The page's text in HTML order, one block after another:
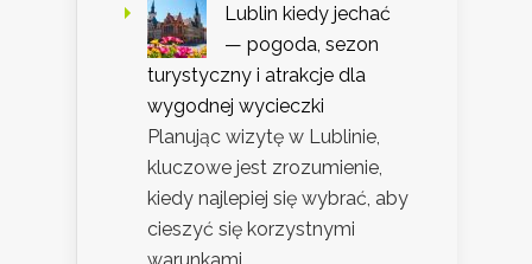
Lublin kiedy jechać
— pogoda, sezon
turystyczny i atrakcje dla
wygodnej wycieczki
Planując wizytę w Lublinie,
kluczowe jest zrozumienie,
kiedy najlepiej się wybrać, aby
cieszyć się korzystnymi